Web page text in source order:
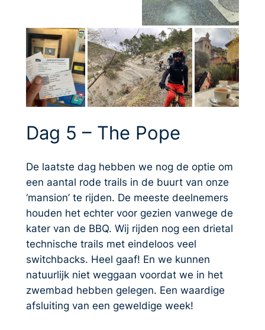
Dag 5 – The Pope
De laatste dag hebben we nog de optie om
een aantal rode trails in de buurt van onze
‘mansion’ te rijden. De meeste deelnemers
houden het echter voor gezien vanwege de
kater van de BBQ. Wij rijden nog een drietal
technische trails met eindeloos veel
switchbacks. Heel gaaf! En we kunnen
natuurlijk niet weggaan voordat we in het
zwembad hebben gelegen. Een waardige
afsluiting van een geweldige week!